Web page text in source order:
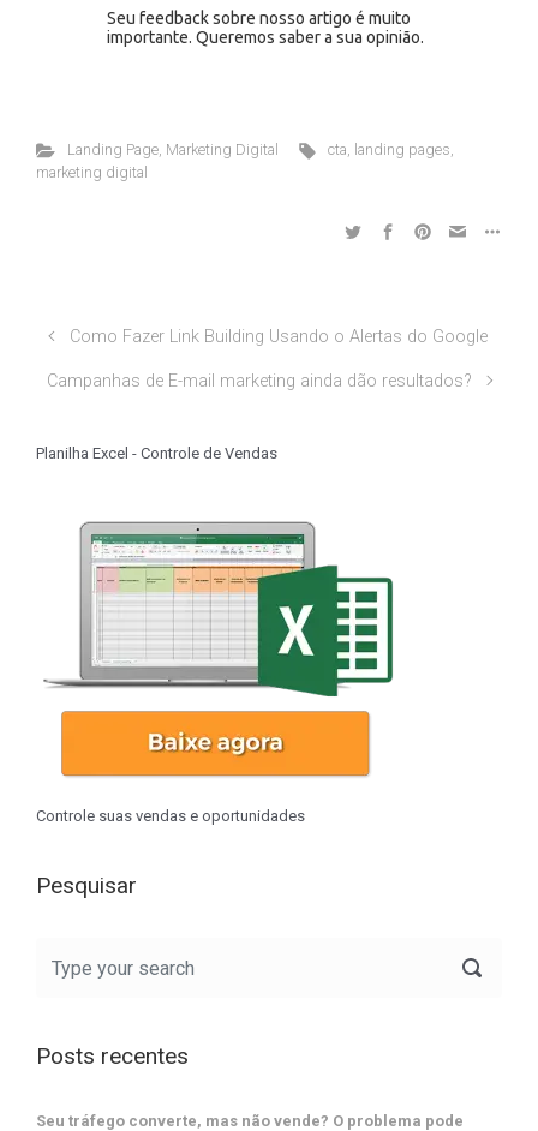
Seu feedback sobre nosso artigo é muito
importante. Queremos saber a sua opinião.
Landing Page, Marketing Digital cta landing pages
marketing digital
Como Fazer Link Building Usando o Alertas do Google
Campanhas de E-mail marketing ainda dão resultados?
Planilha Excel - Controle de Vendas
Controle suas vendas e oportunidades
Pesquisar
Posts recentes
Seu tráfego converte, mas não vende? O problema pode